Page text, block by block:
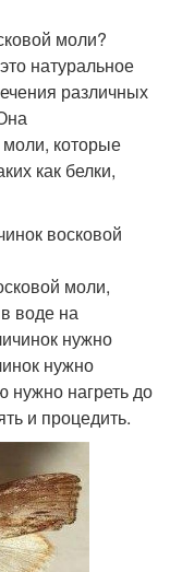
моли?
натуральное
различных
моли, которые
как белки,
восковой
моли,
воде на
нужно
нужно
нужно нагреть до
и процедить.